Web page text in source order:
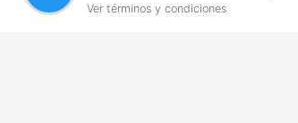
Ver términos y condiciones